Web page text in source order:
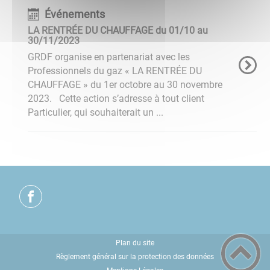
Événements
LA RENTRÉE DU CHAUFFAGE du 01/10 au
30/11/2023
GRDF organise en partenariat avec les
Professionnels du gaz « LA RENTRÉE DU
CHAUFFAGE » du 1er octobre au 30 novembre
2023. Cette action s’adresse à tout client
Particulier, qui souhaiterait un ...
Plan du site
Règlement général sur la protection des données